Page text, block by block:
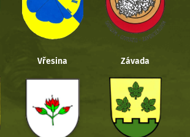
Vřesina Závada